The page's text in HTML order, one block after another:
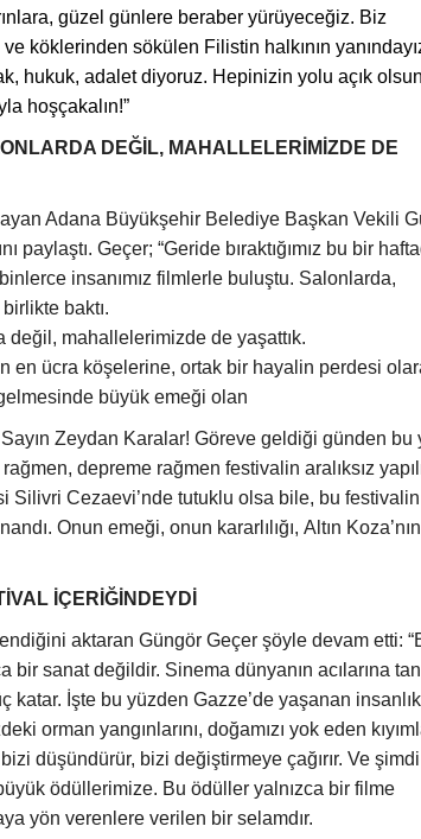
güzel günlere beraber yürüyeceğiz. Biz
köklerinden sökülen Filistin halkının
hukuk, adalet diyoruz. Hepinizin yolu açık
hoşçakalın!”
DEĞİL, MAHALLELERİMİZDE DE
Adana Büyükşehir Belediye Başkan Vekili
Geçer; “Geride bıraktığımız bu bir
insanımız filmlerle buluştu. Salonlarda,
baktı.
değil, mahallelerimizde de yaşattık.
en ücra köşelerine, ortak bir hayalin perdesi
büyük emeği olan
Zeydan Karalar! Göreve geldiği günden bu
depreme rağmen festivalin aralıksız
Silivri Cezaevi’nde tutuklu olsa bile, bu festivalin
Onun emeği, onun kararlılığı, Altın
İÇERİĞİNDEYDİ
aktaran Güngör Geçer şöyle devam etti:
bir sanat değildir. Sinema dünyanın acılarına
katar. İşte bu yüzden Gazze’de yaşanan insanlık
orman yangınlarını, doğamızı yok eden
düşündürür, bizi değiştirmeye çağırır. Ve şimdi
ödüllerimize. Bu ödüller yalnızca bir filme
yön verenlere verilen bir selamdır.